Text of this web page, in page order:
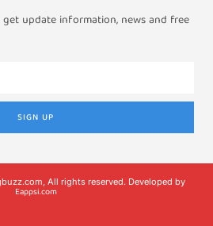
update information, news and free
SIGN UP
All rights reserved. Developed by
Eappsi.com